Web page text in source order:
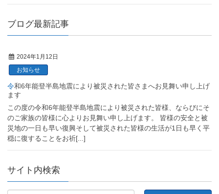
ブログ最新記事
2024年1月12日
お知らせ
令和6年能登半島地震により被災された皆さまへお見舞い申し上げ
ます
この度の令和6年能登半島地震により被災された皆様、ならびにそ
のご家族の皆様に心よりお見舞い申し上げます。 皆様の安全と被
災地の一日も早い復興そして被災された皆様の生活が1日も早く平
穏に復することをお祈[...]
サイト内検索